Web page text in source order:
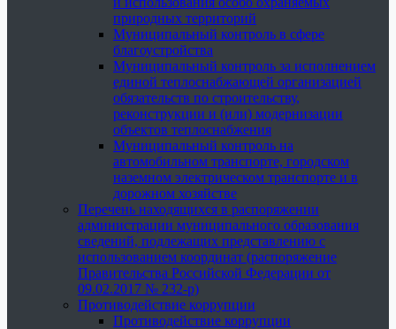
природных территорий
Муниципальный контроль в сфере
благоустройства
Муниципальный контроль за исполнением
единой теплоснабжающей организацией
обязательств по строительству,
реконструкции и (или) модернизации
объектов теплоснабжения
Муниципальный контроль на
автомобильном транспорте, городском
наземном электрическом транспорте и в
дорожном хозяйстве
Перечень находящихся в распоряжении
администрации муниципального образования
сведений, подлежащих представлению с
использованием координат (распоряжение
Правительства Российской Федерации от
09.02.2017 № 232-р)
Противодействие коррупции
Противодействие коррупции